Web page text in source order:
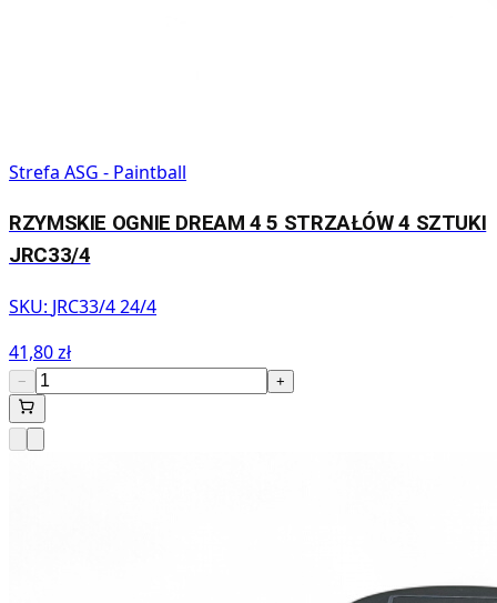
Strefa ASG - Paintball
RZYMSKIE OGNIE DREAM 4 5 STRZAŁÓW 4 SZTUKI
JRC33/4
SKU: JRC33/4 24/4
41,80 zł
− +